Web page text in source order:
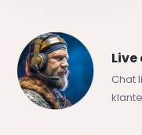
Chat